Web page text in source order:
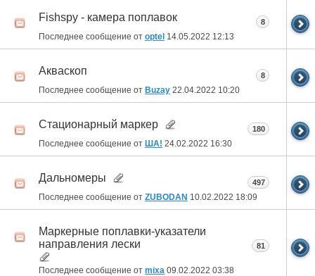
Fishspy - камера поплавок
Последнее сообщение от optel 14.05.2022 12:13
8
Акваскоп
Последнее сообщение от Buzay 22.04.2022 10:20
8
Стационарный маркер
Последнее сообщение от ША! 24.02.2022 16:30
180
Дальномеры
Последнее сообщение от ZUBODAN 10.02.2022 18:09
497
Маркерные поплавки-указатели
направления лески
Последнее сообщение от mixa 09.02.2022 03:38
81